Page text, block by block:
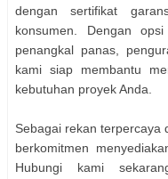
dengan sertifikat
konsumen. Dengan
penangkal panas,
kami siap membantu
kebutuhan proyek Anda.
Sebagai rekan terpercaya
berkomitmen
Hubungi kami